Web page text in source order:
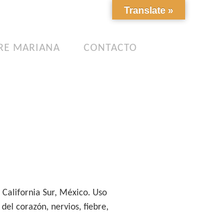
MARIANA CONTACTO
Sur, México. Uso
corazón, nervios, fiebre,
Translate »